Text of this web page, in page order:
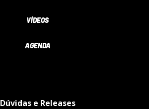
VÍDEOS
AGENDA
Dúvidas e Releases